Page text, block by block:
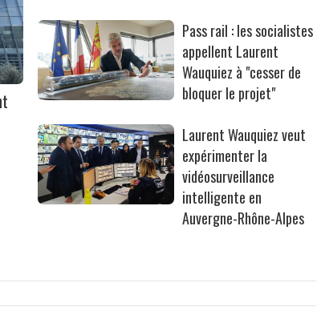
Pass rail : les socialistes
appellent Laurent
Wauquiez à "cesser de
bloquer le projet"
Laurent Wauquiez veut
expérimenter la
vidéosurveillance
intelligente en
Auvergne-Rhône-Alpes